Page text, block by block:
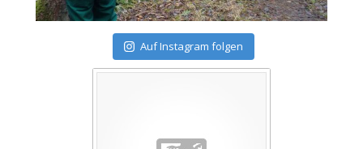
Auf Instagram folgen